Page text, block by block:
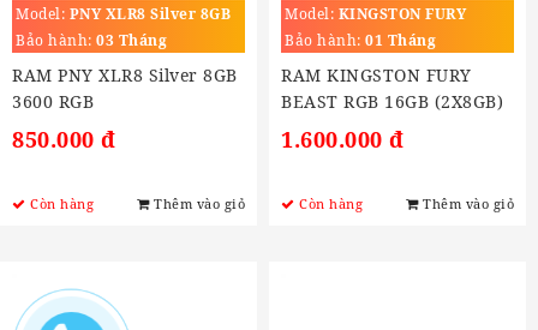
Model: PNY XLR8 Silver 8GB
3200 RGB
Bảo hành: 03 Tháng
RAM PNY XLR8 Silver 8GB
3600 RGB
850.000 đ
Còn hàng Thêm vào giỏ
Model: KINGSTON FURY
BEAST RGB 16GB
Bảo hành: 01 Tháng
RAM KINGSTON FURY
BEAST RGB 16GB (2X8GB)
DDR4 3200MHZ
1.600.000 đ
Còn hàng Thêm vào giỏ